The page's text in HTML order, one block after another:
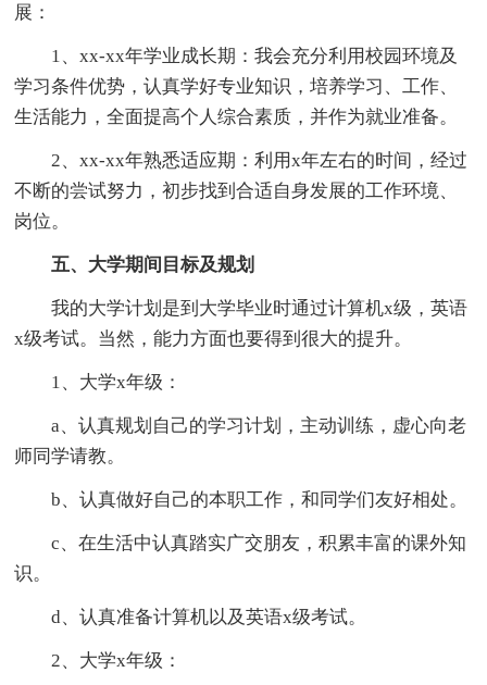
展：
1、xx-xx年学业成长期：我会充分利用校园环境及
学习条件优势，认真学好专业知识，培养学习、工作、
生活能力，全面提高个人综合素质，并作为就业准备。
2、xx-xx年熟悉适应期：利用x年左右的时间，经过
不断的尝试努力，初步找到合适自身发展的工作环境、
岗位。
五、大学期间目标及规划
我的大学计划是到大学毕业时通过计算机x级，英语
x级考试。当然，能力方面也要得到很大的提升。
1、大学x年级：
a、认真规划自己的学习计划，主动训练，虚心向老
师同学请教。
b、认真做好自己的本职工作，和同学们友好相处。
c、在生活中认真踏实广交朋友，积累丰富的课外知
识。
d、认真准备计算机以及英语x级考试。
2、大学x年级：